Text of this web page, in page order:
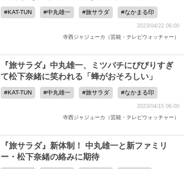
KAT-TUN 中丸雄一 旅サラダ なかまる印
2023/04/22 06:00
寺西ジャジューカ（芸能・テレビウォッチャー）
『旅サラダ』中丸雄一、ミツバチにびびりすぎ
て松下奈緒に笑われる「蜂がおそろしい」
KAT-TUN 中丸雄一 旅サラダ なかまる印
2023/04/15 06:00
寺西ジャジューカ（芸能・テレビウォッチャー）
『旅サラダ』新体制！ 中丸雄一と新ファミリ
ー・松下奈緒の絡みに期待